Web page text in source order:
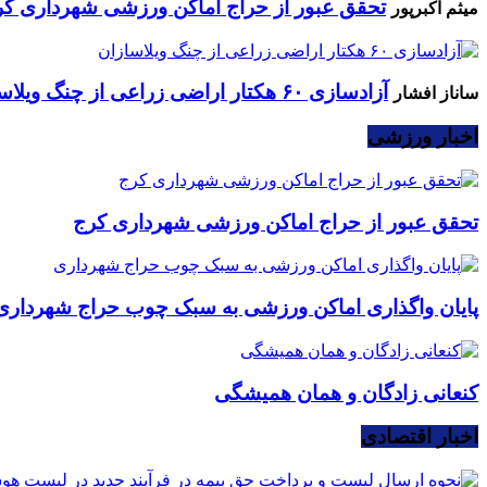
میثم اکبرپور تحقق عبور از حراج اماکن ورزشی شهرداری
ساناز افشار
آزادسازی ۶۰ هکتار اراضی زراعی از چنگ ویلاسازان
اخبار ورزشی
تحقق عبور از حراج اماکن ورزشی شهرداری کرج
پایان واگذاری اماکن ورزشی به سبک چوب حراج
کنعانی زادگان و همان همیشگی
اخبار اقتصادی